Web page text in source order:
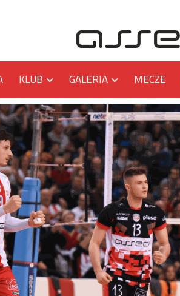
KLUB GALERIA MECZE